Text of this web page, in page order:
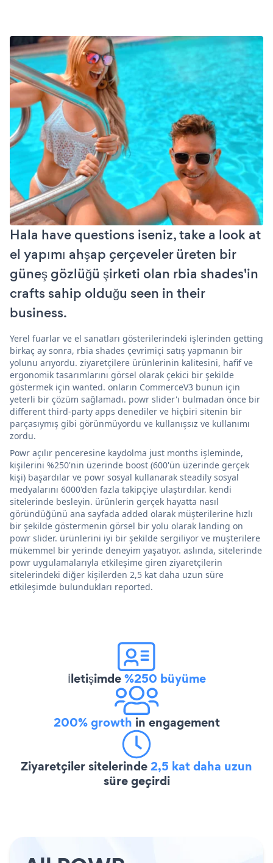
Hala have questions iseniz, take a look at
el yapımı ahşap çerçeveler üreten bir
güneş gözlüğü şirketi olan rbia shades'in
crafts sahip olduğu seen in their
business.
Yerel fuarlar ve el sanatları gösterilerindeki işlerinden getting
birkaç ay sonra, rbia shades çevrimiçi satış yapmanın bir
yolunu arıyordu. ziyaretçilere ürünlerinin kalitesini, hafif ve
ergonomik tasarımlarını görsel olarak çekici bir şekilde
göstermek için wanted. onların CommerceV3 bunun için
yeterli bir çözüm sağlamadı. powr slider'ı bulmadan önce bir
different third-party apps denediler ve hiçbiri sitenin bir
parçasıymış gibi görünmüyordu ve kullanışsız ve kullanımı
zordu.
Powr açılır penceresine kaydolma just months işleminde,
kişilerini %250'nin üzerinde boost (600'ün üzerinde gerçek
kişi) başardılar ve powr sosyal kullanarak steadily sosyal
medyalarını 6000'den fazla takipçiye ulaştırdılar. kendi
sitelerinde besleyin. ürünlerin gerçek hayatta nasıl
göründüğünü ana sayfada added olarak müşterilerine hızlı
bir şekilde göstermenin görsel bir yolu olarak landing on
powr slider. ürünlerini iyi bir şekilde sergiliyor ve müşterilere
mükemmel bir yerinde deneyim yaşatıyor. aslında, sitelerinde
powr uygulamalarıyla etkileşime giren ziyaretçilerin
sitelerindeki diğer kişilerden 2,5 kat daha uzun süre
etkileşimde bulundukları reported.
İletişimde%250 büyüme
200% growth in engagement
Ziyaretçiler sitelerinde2,5 kat daha uzun
süre geçirdi